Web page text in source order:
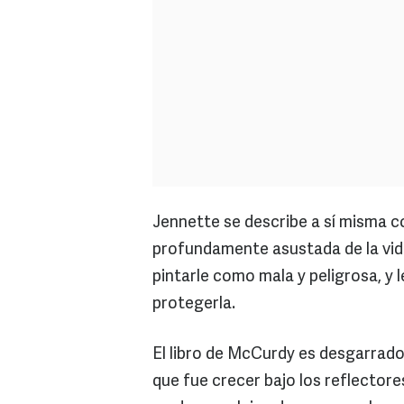
Jennette se describe a sí misma
profundamente asustada de la
pintarle como mala y peligrosa, y
protegerla.
El libro de McCurdy es
que fue crecer bajo los